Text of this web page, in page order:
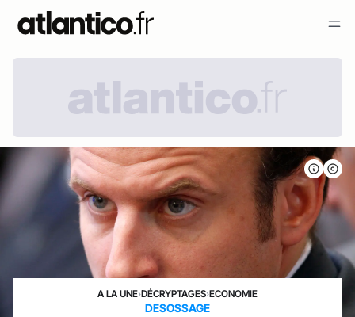
A LA UNE›DÉCRYPTAGES›ECONOMIE
DESOSSAGE